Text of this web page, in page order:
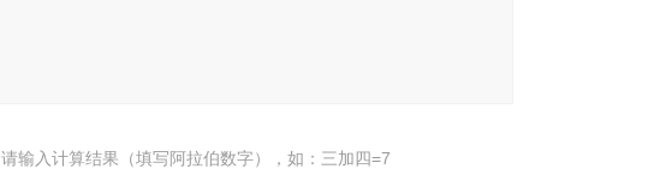
请输入计算结果（填写阿拉伯数字），如：三加四=7